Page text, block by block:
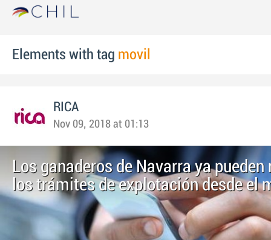
Elements with tag movil
RICA
Nov 09, 2018 at 01:13
Los ganaderos de Navarra ya pueden
los trámites de explotación desde el